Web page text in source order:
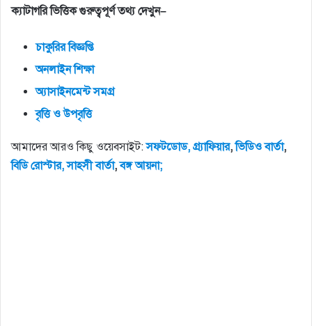
ক্যাটাগরি ভিত্তিক গুরুত্বপূর্ণ তথ্য দেখুন–
চাকুরির বিজ্ঞপ্তি
অনলাইন শিক্ষা
অ্যাসাইনমেন্ট সমগ্র
বৃত্তি ও উপবৃত্তি
আমাদের আরও কিছু ওয়েবসাইট:সফটডোড, গ্র্যাফিয়ার,ভিডিওবার্তা,
বিডিরোস্টার, সাহসীবার্তা,বঙ্গআয়না;